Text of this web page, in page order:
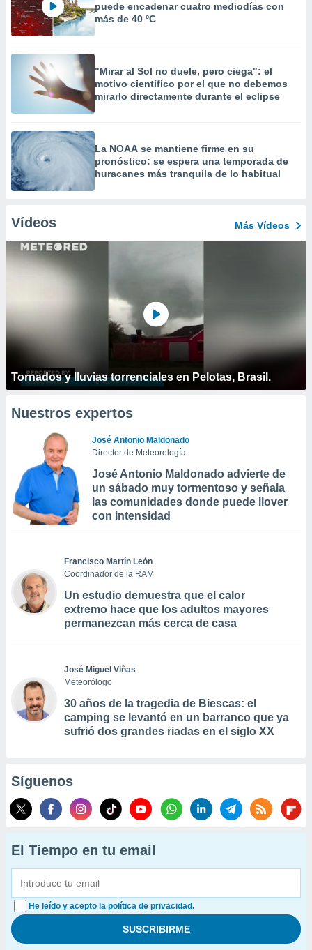
puede encadenar cuatro mediodías con
más de 40 ºC
"Mirar al Sol no duele, pero ciega": el
motivo científico por el que no debemos
mirarlo directamente durante el eclipse
La NOAA se mantiene firme en su
pronóstico: se espera una temporada de
huracanes más tranquila de lo habitual
Vídeos Más Vídeos
Tornados y lluvias torrenciales en Pelotas, Brasil.
Nuestros expertos
José Antonio Maldonado
Director de Meteorología
José Antonio Maldonado advierte de
un sábado muy tormentoso y señala
las comunidades donde puede llover
con intensidad
Francisco Martín León
Coordinador de la RAM
Un estudio demuestra que el calor
extremo hace que los adultos mayores
permanezcan más cerca de casa
José Miguel Viñas
Meteorólogo
30 años de la tragedia de Biescas: el
camping se levantó en un barranco que ya
sufrió dos grandes riadas en el siglo XX
Síguenos
El Tiempo en tu email
He leído y acepto la política de privacidad.